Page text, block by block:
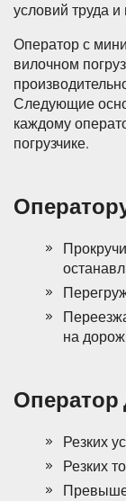
условий труда
Оператор с
вилочном
Следующие
каждому
погрузчике.
на
Оператор
Резких
Резких